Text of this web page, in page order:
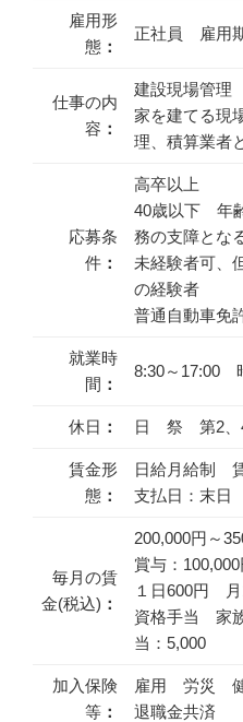
雇用形
態：
正社員 雇用
仕事の内
容 ：
建設現場管理
家を建てる現
理、積算業者
応募条
件：
高卒以上
40歳以下 年
務の支障とな
未経験者可、
の経験者
普通自動車免
就業時
間 ：
8:30～17:00
休日 ： 日 祭 第2、
賃金形
態：
日給月給制
支払日：末日
毎月の賃
金(税込) ：
200,000円～
賞与：
１日600円 月
資格手当 家
当：5,000
加入保険
等：
雇用 労災
退職金共済